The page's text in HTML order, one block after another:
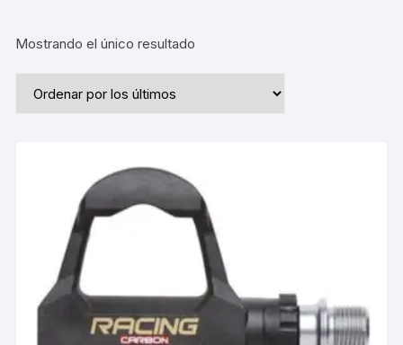
Mostrando el único resultado